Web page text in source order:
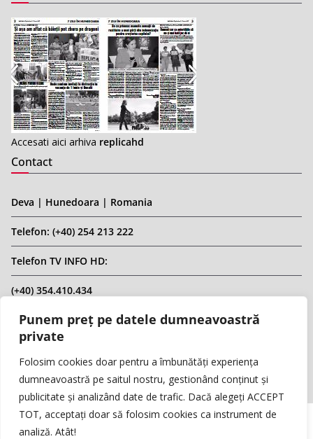
Punem preț pe datele dumneavoastră
private
Folosim cookies doar pentru a îmbunătăți experiența
dumneavoastră pe saitul nostru, gestionând conținut și
publicitate și analizând date de trafic. Dacă alegeți ACCEPT
TOT, acceptați doar să folosim cookies ca instrument de
analiză. Atât!
Accesati aici arhiva replicahd
Contact
Deva | Hunedoara | Romania
Telefon: (+40) 254 213 222
Telefon TV INFO HD:
(+40) 354.410.434
Email: infohd20@gmail.com
Website: www.replicahd.ro